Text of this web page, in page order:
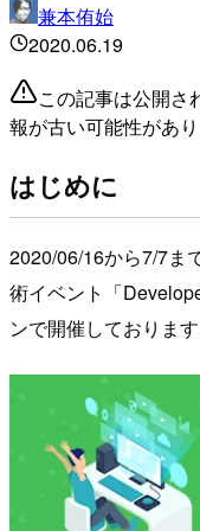
兼本侑始
2020.06.19
この記事は公開さ
報が古い可能性があ
はじめに
2020/06/16から7/7ま
術イベント「
ンで開催しております